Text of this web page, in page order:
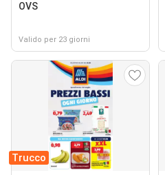
OVS
Valido per 23 giorni
Trucco